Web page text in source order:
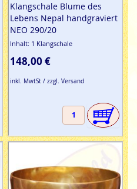
Klangschale Blume des
Lebens Nepal handgraviert
NEO 290/20
Inhalt: 1 Klangschale
148,00 €
inkl. MwtSt / zzgl. Versand